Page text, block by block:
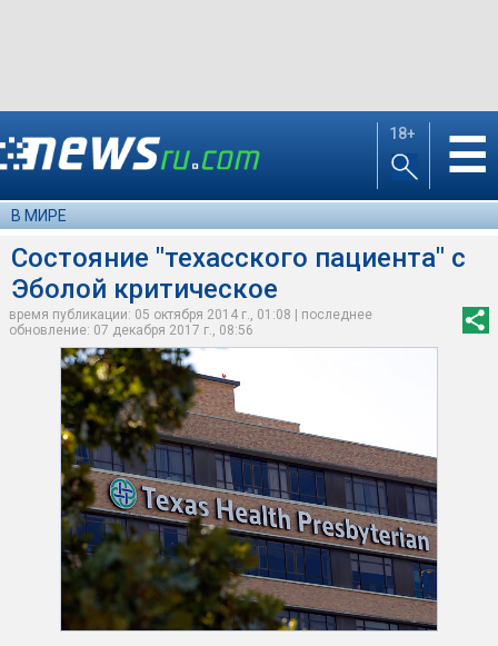
18+ ☰
В МИРЕ
Состояние "техасского пациента" с
Эболой критическое
время публикации: 05 октября 2014 г., 01:08 | последнее
обновление: 07 декабря 2017 г., 08:56